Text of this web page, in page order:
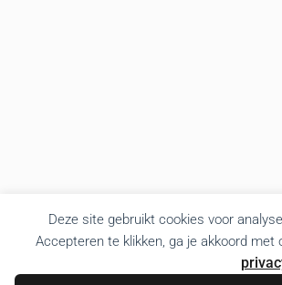
Deze site gebruikt cookies voor
Accepteren te klikken, ga je akkoord